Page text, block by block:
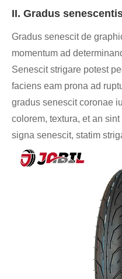
II. Gradus
Gradus senescit de
momentum ad
Senescit strigare potest
faciens eam prona ad
gradus senescit coronae
colorem, textura, et an
signa senescit, statim